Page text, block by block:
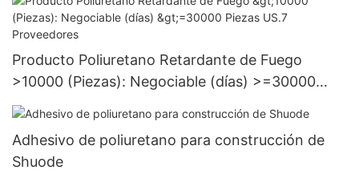
Producto Poliuretano Retardante de Fuego
>10000 (Piezas): Negociable (días) >=30000
Piezas US.7 Proveedores
Adhesivo de poliuretano para construcción de
Shuode